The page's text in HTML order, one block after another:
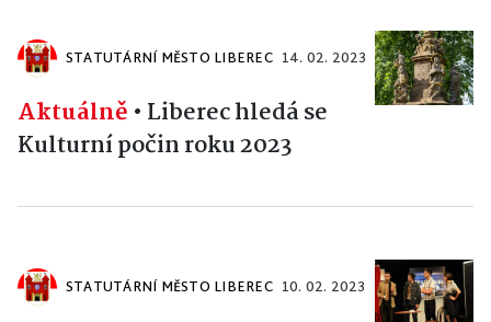
STATUTÁRNÍ MĚSTO LIBEREC 14. 02. 2023
Aktuálně • Liberec hledá se
Kulturní počin roku 2023
STATUTÁRNÍ MĚSTO LIBEREC 10. 02. 2023